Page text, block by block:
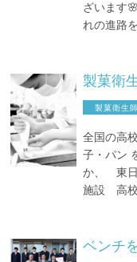
ざいます
れの進路
製菓衛
製菓衛生
全国の高
子・パン
か、 東日
施設 高
ベンチ